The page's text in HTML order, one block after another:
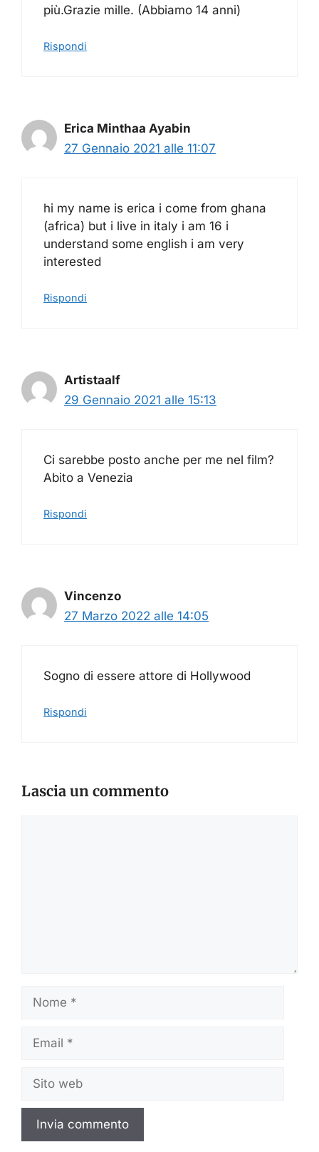
più.Grazie mille. (Abbiamo 14 anni)
Rispondi
Erica Minthaa Ayabin
27 Gennaio 2021 alle 11:07
hi my name is erica i come from ghana
(africa) but i live in italy i am 16 i
understand some english i am very
interested
Rispondi
Artistaalf
29 Gennaio 2021 alle 15:13
Ci sarebbe posto anche per me nel film?
Abito a Venezia
Rispondi
Vincenzo
27 Marzo 2022 alle 14:05
Sogno di essere attore di Hollywood
Rispondi
Lascia un commento
web